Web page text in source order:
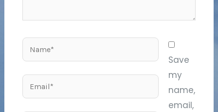
Name*
Email*
Save
my
name,
email,